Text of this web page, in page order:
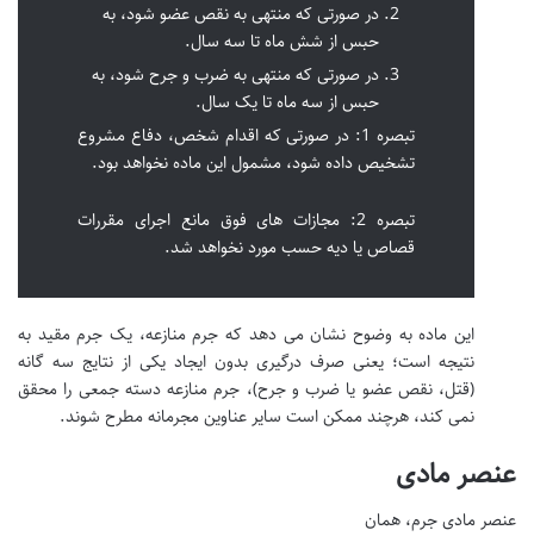
در صورتی که منتهی به نقص عضو شود، به
حبس از شش ماه تا سه سال.
در صورتی که منتهی به ضرب و جرح شود، به
حبس از سه ماه تا یک سال.
تبصره 1: در صورتی که اقدام شخص، دفاع مشروع
تشخیص داده شود، مشمول این ماده نخواهد بود.
تبصره 2: مجازات های فوق مانع اجرای مقررات
قصاص یا دیه حسب مورد نخواهد شد.
این ماده به وضوح نشان می دهد که جرم منازعه، یک جرم مقید به
نتیجه است؛ یعنی صرف درگیری بدون ایجاد یکی از نتایج سه گانه
(قتل، نقص عضو یا ضرب و جرح)، جرم منازعه دسته جمعی را محقق
نمی کند، هرچند ممکن است سایر عناوین مجرمانه مطرح شوند.
عنصر مادی
عنصر مادی جرم، همان